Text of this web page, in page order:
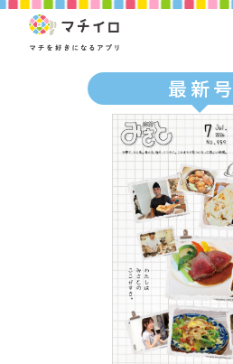
最新号